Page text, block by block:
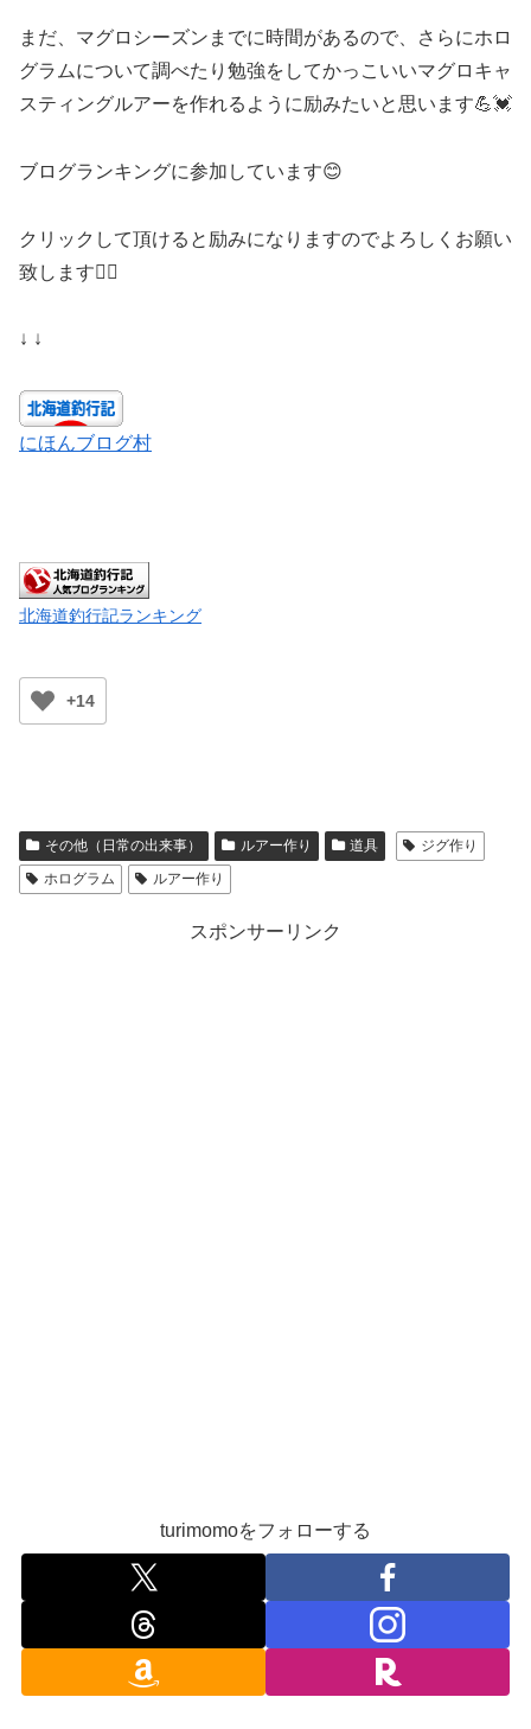
まだ、マグロシーズンまでに時間があるので、さらにホロ
グラムについて調べたり勉強をしてかっこいいマグロキャ
スティングルアーを作れるように励みたいと思います💪💓
ブログランキングに参加しています😊
クリックして頂けると励みになりますのでよろしくお願い
致します🙇‍♀️
↓ ↓
にほんブログ村
北海道釣行記ランキング
+14
その他（日常の出来事） ルアー作り 道具
ジグ作り
ホログラム
ルアー作り
スポンサーリンク
turimomoをフォローする